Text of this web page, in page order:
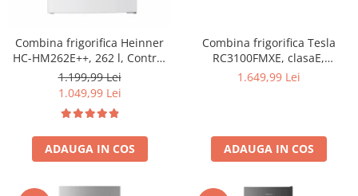
Combina frigorifica Heinner
HC-HM262E++, 262 l, Control
electronic, Iluminare LED, Usi
reversibile, Clasa E, H 180 cm,
1.199,99 Lei
1.049,99 Lei
ADAUGA IN COS
Combina frigorifica Tesla
RC3100FMXE, clasaE,
310LTotal No Frost, Display
1.649,99 Lei
ADAUGA IN COS